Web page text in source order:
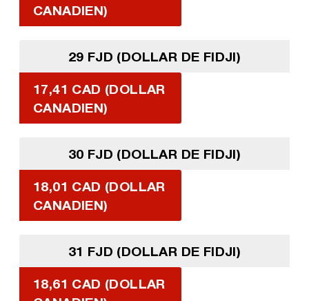
CANADIEN)
29 FJD (DOLLAR DE FIDJI)
17,41 CAD (DOLLAR
CANADIEN)
30 FJD (DOLLAR DE FIDJI)
18,01 CAD (DOLLAR
CANADIEN)
31 FJD (DOLLAR DE FIDJI)
18,61 CAD (DOLLAR